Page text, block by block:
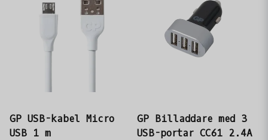
GP USB-kabel Micro
USB 1 m
GP Billaddare med 3
USB-portar CC61 2.4A